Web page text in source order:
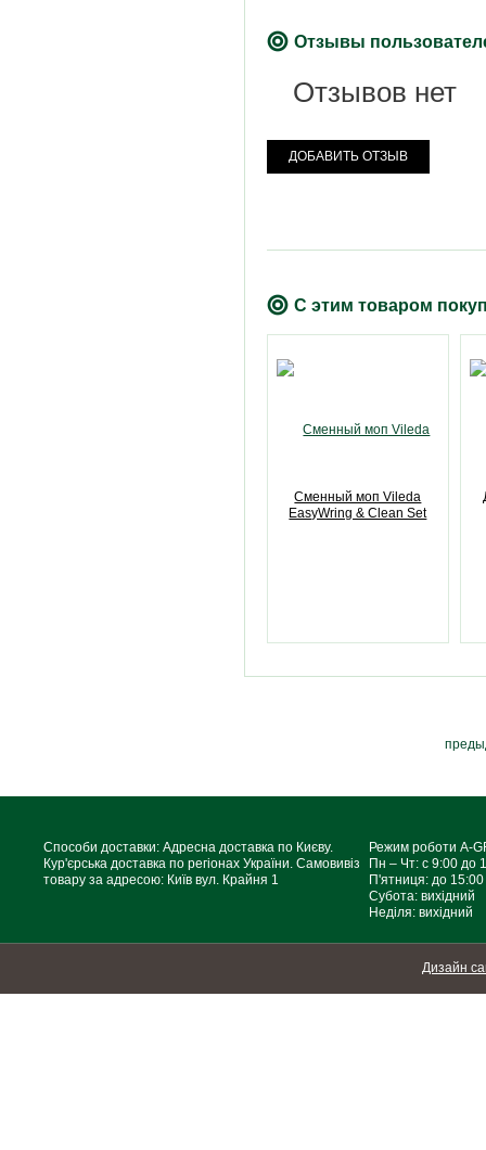
Отзывы
Отзывов нет
ДОБАВИТЬ ОТЗЫВ
С этим товаром
Сменный моп Vileda
EasyWring & Clean Set
Способи доставки: Адресна доставка по Києву.
Кур'єрська доставка по регіонах України. Самовивіз
товару за адресою: Київ вул. Крайня 1
Режим роботи A-
Пн – Чт: с 9:00 до
П'ятниця: до 15:00
Субота: вихідний
Неділя: вихідний
Дизайн